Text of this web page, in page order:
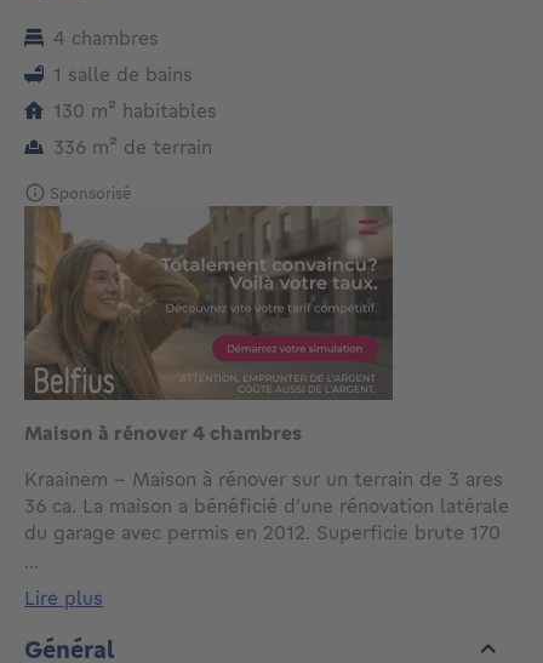
4 chambres
1 salle de bains
130 m² mètres carrés
habitables
336 m² mètres carrés
de terrain
Sponsorisé
Maison à rénover 4 chambres
Kraainem – Maison à rénover sur un terrain de 3 ares
36 ca. La maison a bénéficié d’une rénovation latérale
du garage avec permis en 2012. Superficie brute 170
de-chaussée, d’un hall d’entrée avec accès vers un
bureau ou une chambre, d’une cuisine avec véranda,
ainsi que d’un séjour donnant accès à la terrasse et au
...
lire plus
Général